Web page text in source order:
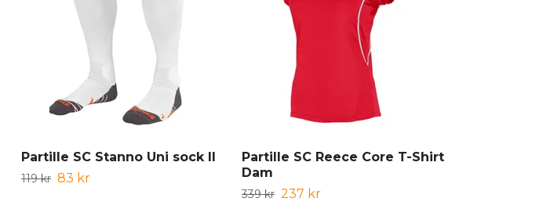
Partille SC Stanno Uni sock II
119 kr 83 kr
Partille SC Reece Core T-Shirt
Dam
339 kr 237 kr